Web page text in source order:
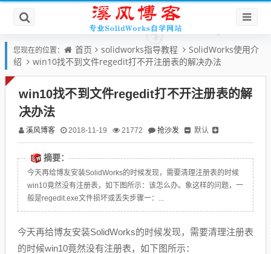
您现在的位置： 首页 solidworks指导教程
SolidWorks使用介
绍
win10找不到文件regedit打不开注册表的解决办法
win10找不到文件regedit打不开注册表的解
决办法
溪风博客 2018-11-19 21772 抢沙发 默认
摘要：
今天再给博友安装SolidWorks的时候发现，需要清理注册表的时候
win10竟然没有注册表，如下图所示：该怎么办。象这样的问题，一
般是regedit.exe文件损坏或丢失步骤一：...
今天再给博友安装SolidWorks的时候发现，需要清理注册表
的时候win10竟然没有注册表，如下图所示：